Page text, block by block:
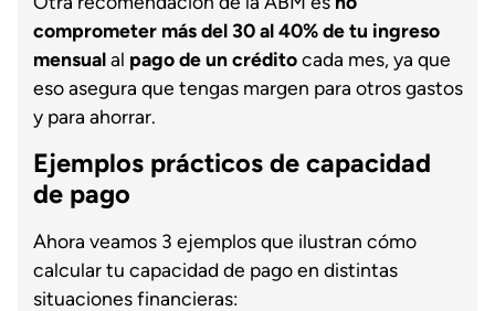
comprometer más del 30 al 40% de tu ingreso
mensualal pago de un créditocada mes, ya que
eso asegura que tengas margen para otros gastos
y para ahorrar.
Ejemplos prácticos de capacidad
de pago
Ahora veamos 3 ejemplos que ilustran cómo
calcular tu capacidad de pago en distintas
situaciones financieras: